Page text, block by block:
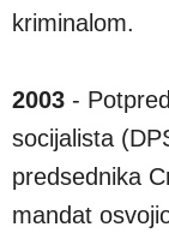
kriminalom.
2003 -
socijalista
predsednika
mandat